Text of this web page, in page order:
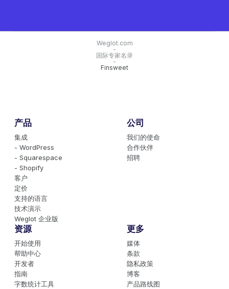
Weglot.com
-
国际专家名录
-
Finsweet
产品
集成
- WordPress
- Squarespace
- Shopify
客户
定价
支持的语言
技术演示
Weglot 企业版
公司
我们的使命
合作伙伴
招聘
资源
开始使用
帮助中心
开发者
指南
字数统计工具
更多
媒体
条款
隐私政策
博客
产品路线图